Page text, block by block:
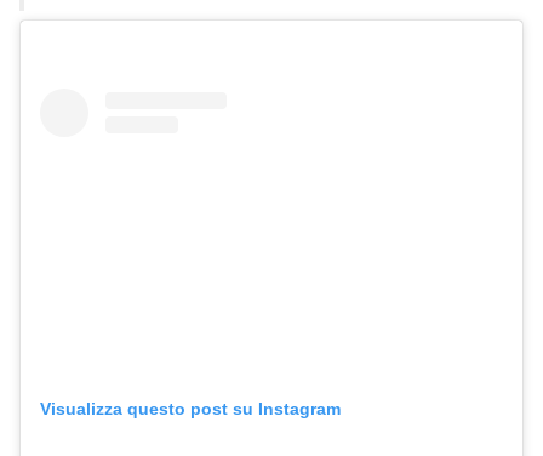
Visualizza questo post su Instagram